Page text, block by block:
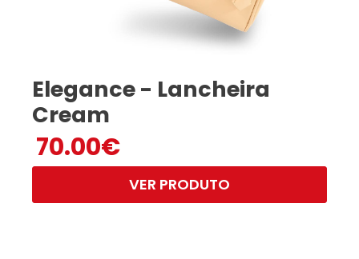
Elegance - Lancheira
Cream
70.00€
VER PRODUTO